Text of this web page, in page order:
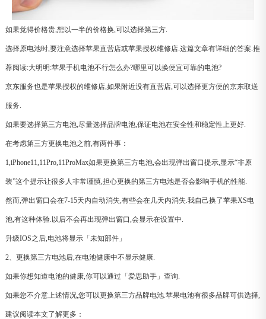
如果觉得价格贵,想以一半的价格换,可以选择第三方.
选择原电池时,要注意选择苹果直营店或苹果授权维修店.这篇文章有详细的答案.推
荐阅读:大明明:苹果手机电池不行怎么办?哪里可以换便宜可靠的电池?
京东服务也是苹果授权的维修店,如果附近没有直营店,可以选择更方便的京东取送
服务.
如果要选择第三方电池,尽量选择品牌电池,保证电池在安全性和稳定性上更好.
在考虑第三方更换电池之前,有两件事：
1,iPhone11,11Pro,11ProMax如果更换第三方电池,会出现弹出窗口提示,显示“非原
装”这个提示让很多人非常谨慎,担心更换的第三方电池是否会影响手机的性能.
然而,弹出窗口会在7-15天内自动消失,有些会在几天内消失.我自己换了苹果XS电
池,有这种体验.以后不会再出现弹出窗口,会显示在设置中.
升级IOS之后,电池将显示「未知部件」
2、更换第三方电池后,在电池健康中不显示健康.
如果你想知道电池的健康,你可以通过「爱思助手」查询.
如果您不介意上述情况,您可以更换第三方品牌电池.苹果电池有很多品牌可供选择,
建议阅读本文了解更多：